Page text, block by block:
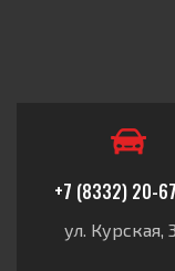
+7 (8332) 20-
ул. Курская,